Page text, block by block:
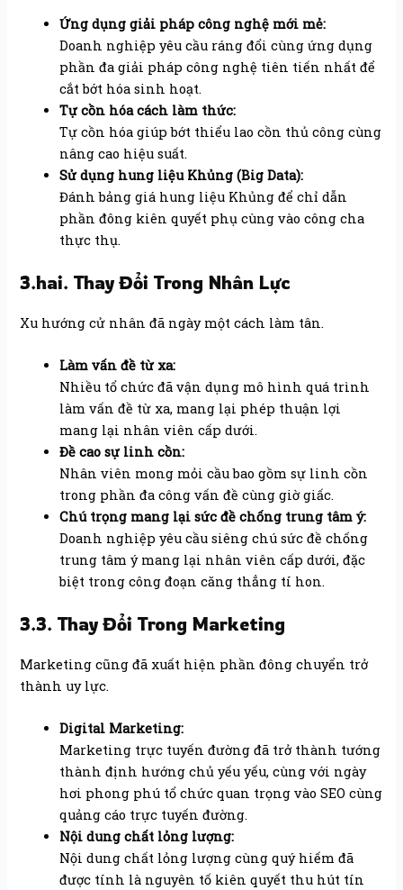
Ứng dụng giải pháp công nghệ mới mẻ:
Doanh nghiệp yêu cầu ráng đổi cùng ứng dụng
phần đa giải pháp công nghệ tiên tiến nhất để
cắt bớt hóa sinh hoạt.
Tự cồn hóa cách làm thức:
Tự cồn hóa giúp bớt thiểu lao cồn thủ công cùng
nâng cao hiệu suất.
Sử dụng hung liệu Khủng (Big Data):
Đánh bảng giá hung liệu Khủng để chỉ dẫn
phần đông kiên quyết phụ cùng vào công cha
thực thụ.
3.hai. Thay Đổi Trong Nhân Lực
Xu hướng cử nhân đã ngày một cách làm tân.
Làm vấn đề từ xa:
Nhiều tổ chức đã vận dụng mô hình quá trình
làm vấn đề từ xa, mang lại phép thuận lợi
mang lại nhân viên cấp dưới.
Đề cao sự linh cồn:
Nhân viên mong mỏi cầu bao gồm sự linh cồn
trong phần đa công vấn đề cùng giờ giấc.
Chú trọng mang lại sức đề chống trung tâm ý:
Doanh nghiệp yêu cầu siêng chú sức đề chống
trung tâm ý mang lại nhân viên cấp dưới, đặc
biệt trong công đoạn căng thẳng tí hon.
3.3. Thay Đổi Trong Marketing
Marketing cũng đã xuất hiện phần đông chuyển trở
thành uy lực.
Digital Marketing:
Marketing trực tuyến đường đã trở thành tướng
thành định hướng chủ yếu yếu, cùng với ngày
hơi phong phú tổ chức quan trọng vào SEO cùng
quảng cáo trực tuyến đường.
Nội dung chất lỏng lượng:
Nội dung chất lỏng lượng cùng quý hiếm đã
được tính là nguyên tố kiên quyết thu hút tín